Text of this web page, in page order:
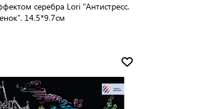
серебра Lori "Антистресс.
14,5*9,7см